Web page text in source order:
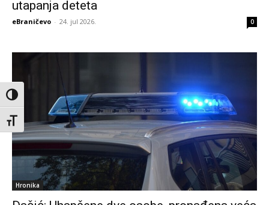
Toggle High Contrast
Toggle Font size
utapanja deteta
eBraničevo - 24. jul 2026. 0
Hronika